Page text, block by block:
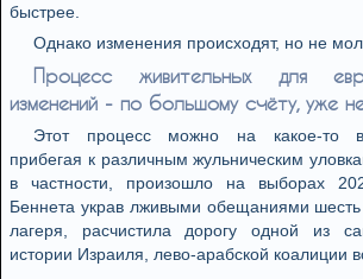
быстрее.
Однако изменения происходят, но не
Процесс живительных для
изменений - по большому счёту, уже
Этот процесс можно на какое-то
прибегая к различным жульническим
в частности, произошло на выборах
Беннета украв лживыми обещаниями шесть
лагеря, расчистила дорогу одной из
истории Израиля, лево-арабской коалиции